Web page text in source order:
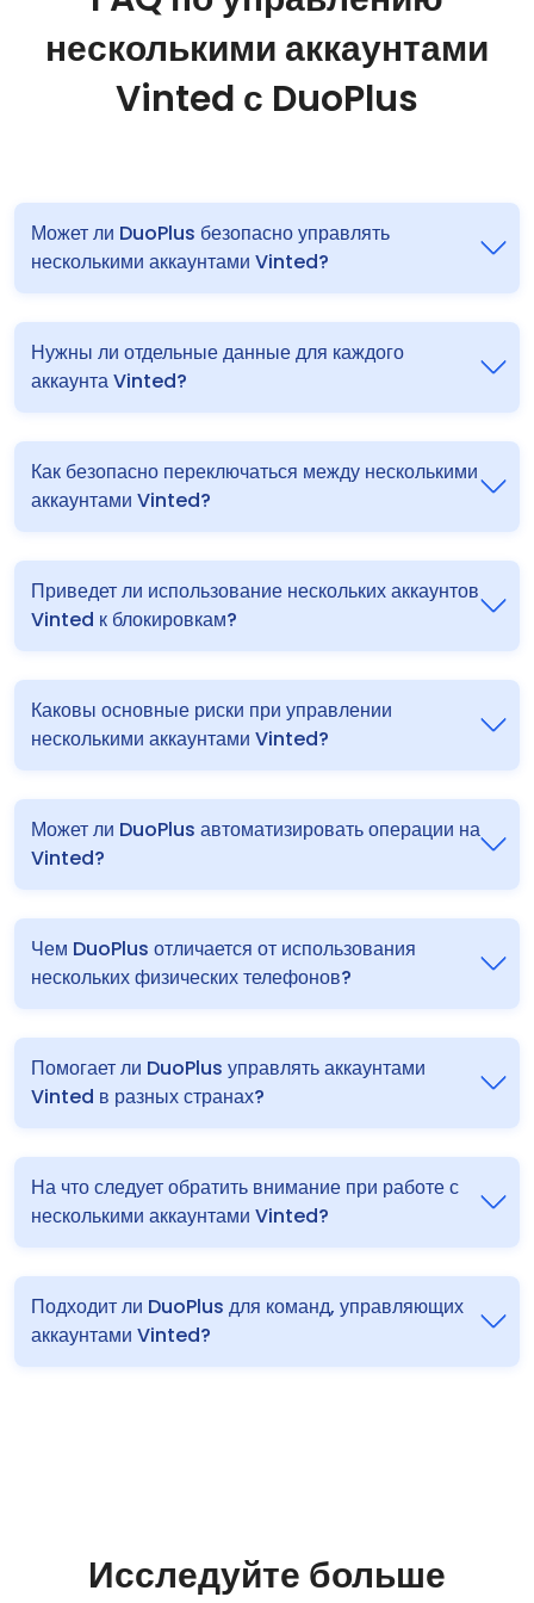
несколькими аккаунтами
Vinted с DuoPlus
Может ли DuoPlus безопасно управлять
несколькими аккаунтами Vinted?
Нужны ли отдельные данные для каждого
аккаунта Vinted?
Как безопасно переключаться между несколькими
аккаунтами Vinted?
Приведет ли использование нескольких аккаунтов
Vinted к блокировкам?
Каковы основные риски при управлении
несколькими аккаунтами Vinted?
Может ли DuoPlus автоматизировать операции на
Vinted?
Чем DuoPlus отличается от использования
нескольких физических телефонов?
Помогает ли DuoPlus управлять аккаунтами
Vinted в разных странах?
На что следует обратить внимание при работе с
несколькими аккаунтами Vinted?
Подходит ли DuoPlus для команд, управляющих
аккаунтами Vinted?
Исследуйте больше